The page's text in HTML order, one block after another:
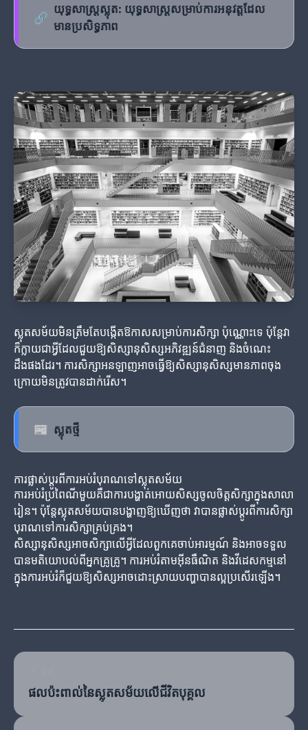
🔗
យុទ្ធសាស្ត្រស្លុត: យុទ្ធសាស្ត្រសម្រាប់ការអនុវត្តដែល
មានប្រសិទ្ធភាព
ស្លុតសម័យមិនត្រឹមតែបង្កើតឱកាសសម្រាប់ការសិក្សា ប៉ុណ្ណោះទេ ប៉ុន្តែវា
ក៏ក្លាយជាអ្វីដែលជួយឱ្យសិស្សានុសិស្សអភិវឌ្ឍន៍ជំនាញ និងចំណេះ
ដឹងផងដែរ។ ការសិក្សាអនឡាញអាចធ្វើឱ្យសិស្សានុសិស្សមានភាពចុង
ក្រោយមិនត្រូវបានដាក់រេីស។
📰 ស្លុតថ្មី
ការផ្លាស់ប្តូរពីការអប់រំបុរាណទៅស្លុតសម័យ
ការអប់រំប្រពៃណីមួយគឺជាការបង្ហាត់អោយសិស្សចូលចិត្តសិក្សាក្នុងសាលា
រៀន។ ប៉ុន្តែស្លុតសម័យបានបង្ហាញឱ្យឃើញថា វាបានផ្លាស់ប្តូរពីការសិក្សា
បុរាណទៅការសិក្សាគ្រប់គ្រង។
សិស្សានុសិស្សអាចសិក្សាលើអ្វីដែលពួកគេចាប់អារម្មណ៍ និងអាចទទួល
បានមតិយោបល់ពីអ្នកគ្រូគ្រូ។ ការអប់រំតាមអ៊ីនធឺណិត និងវីដេសកម្មនៅ
ក្នុងការអប់រំក៏ជួយឱ្យសិស្សអាចដោះស្រាយបញ្ហាបានល្អប្រសើរឡើង។
ផលប៉ះពាល់នៃស្លុតសម័យលើជីវិតបុគ្គល